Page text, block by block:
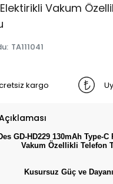
Vakum
: TA111041
kargo
GD-HD229 130mAh Type-
Vakum Özellikli Telefon
Kusursuz Güç ve